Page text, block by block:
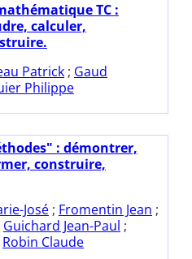
TC :
calculer,
Patrick ; Gaud
Philippe
: démontrer,
construire,
José ; Fromentin Jean ;
Guichard Jean-Paul ;
Robin Claude